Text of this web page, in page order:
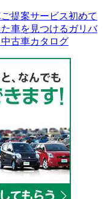
提案サービス初めて
車を見つける ガリバ
古車カタログ